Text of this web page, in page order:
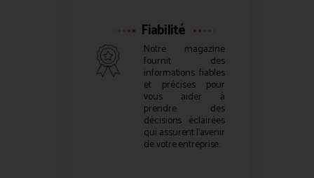
Fiabilité
Notre magazine
fournit des
informations fiables
et précises pour
vous aider à
prendre des
décisions éclairées
qui assurent l’avenir
de votre entreprise.